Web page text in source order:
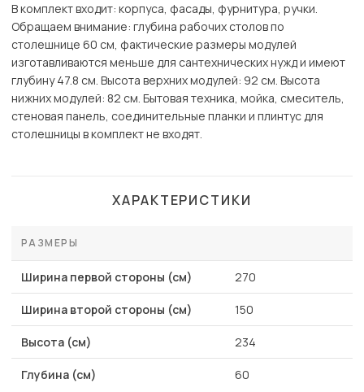
В комплект входит: корпуса, фасады, фурнитура, ручки.
Обращаем внимание: глубина рабочих столов по
столешнице 60 см, фактические размеры модулей
изготавливаются меньше для сантехнических нужд и имеют
глубину 47.8 см. Высота верхних модулей: 92 см. Высота
нижних модулей: 82 см. Бытовая техника, мойка, смеситель,
стеновая панель, соединительные планки и плинтус для
столешницы в комплект не входят.
ХАРАКТЕРИСТИКИ
РАЗМЕРЫ
Ширина первой стороны (см) 270
Ширина второй стороны (см) 150
Высота (см) 234
Глубина (см) 60